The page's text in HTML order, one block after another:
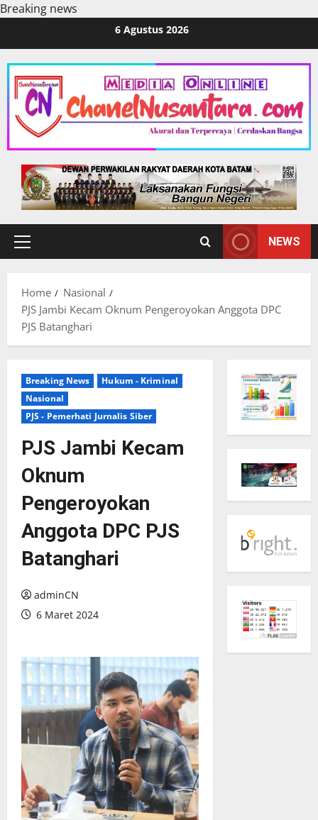
Breaking news
content
6 Agustus 2026
Primary
NEWS
Home
Nasional
PJS Jambi Kecam Oknum Pengeroyokan Anggota DPC
PJS Batanghari
Breaking News
Hukum - Kriminal
Nasional
PJS - Pemerhati Jurnalis Siber
PJS Jambi Kecam
Oknum
Pengeroyokan
Anggota DPC PJS
Batanghari
adminCN
6 Maret 2024